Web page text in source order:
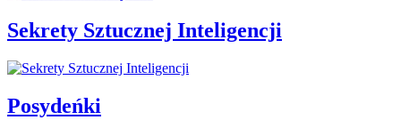
Sekrety Sztucznej Inteligencji
Posydeńki